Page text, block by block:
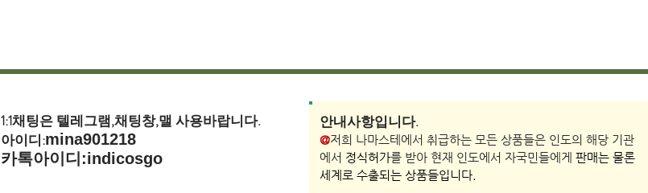
1:1채팅은 텔레그램,채팅창,맬 사용바랍니다.
​아이디:mina901218
​카톡아이디:indicosgo
​안내사항입니다.
@저희 나마스테에서 취급하는 모든 상품들은 인도의 해당 기관
에서 정식허가를 받아 현재 인도에서 자국민들에게 판매는 물론
세계로 수출되는 상품들입니다.